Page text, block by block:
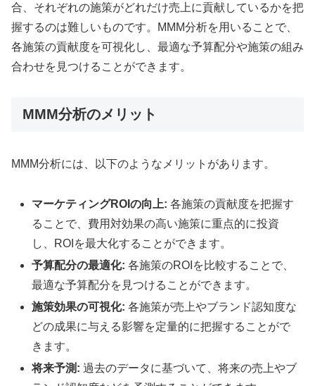
合、それぞれの施策がどれだけ売上に貢献しているかを把
握するのは難しいものです。MMM分析を用いることで、
各施策の貢献度を可視化し、最適な予算配分や施策の組み
合わせを見つけることができます。
MMM分析のメリット
MMM分析には、以下のようなメリットがあります。
マーケティングROIの向上: 各施策の貢献度を把握す
ることで、費用対効果の高い施策に重点的に投資
し、ROIを最大化することができます。
予算配分の最適化: 各施策のROIを比較することで、
最適な予算配分を見つけることができます。
施策効果の可視化: 各施策が売上やブランド認知度な
どの成果に与える影響を定量的に把握することがで
きます。
将来予測: 過去のデータに基づいて、将来の売上やブ